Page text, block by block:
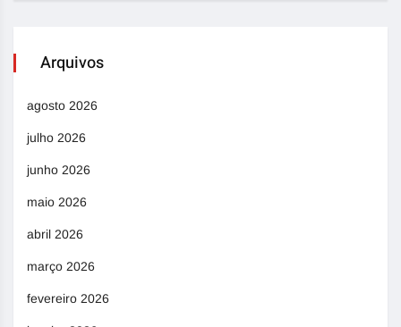
Arquivos
agosto 2026
julho 2026
junho 2026
maio 2026
abril 2026
março 2026
fevereiro 2026